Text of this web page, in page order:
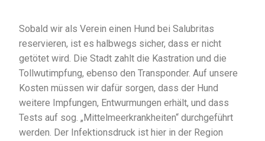
Sobald wir als Verein einen Hund bei Salubritas
reservieren, ist es halbwegs sicher, dass er nicht
getötet wird. Die Stadt zahlt die Kastration und die
Tollwutimpfung, ebenso den Transponder. Auf unsere
Kosten müssen wir dafür sorgen, dass der Hund
weitere Impfungen, Entwurmungen erhält, und dass
Tests auf sog. „Mittelmeerkrankheiten“ durchgeführt
werden. Der Infektionsdruck ist hier in der Region